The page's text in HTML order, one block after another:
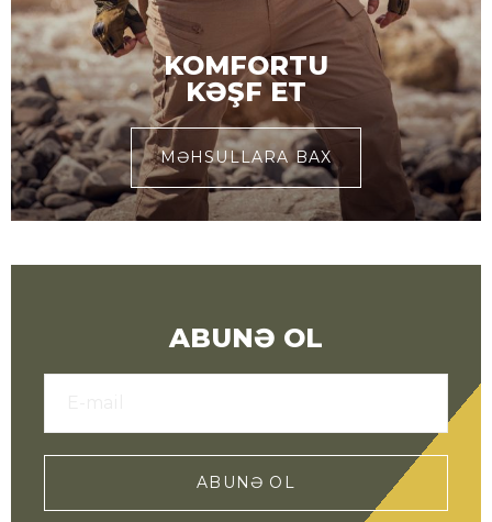
KOMFORTU
KƏŞF ET
MƏHSULLARA BAX
ABUNƏ OL
ABUNƏ OL